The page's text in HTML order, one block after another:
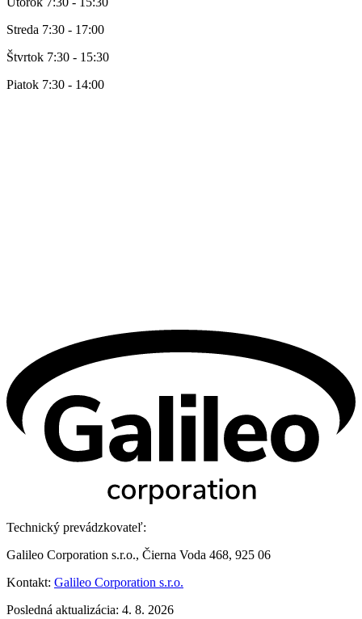
Streda 7:30 - 17:00
Štvrtok 7:30 - 15:30
Piatok 7:30 - 14:00
Technický prevádzkovateľ:
Galileo Corporation s.r.o., Čierna Voda 468, 925 06
Kontakt: Galileo Corporation s.r.o.
Posledná aktualizácia: 4. 8. 2026